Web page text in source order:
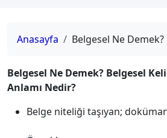
Anasayfa Belgesel Ne Demek?
Belgesel Ne Demek? Belgesel
Anlamı Nedir?
Belge niteliği taşıyan;